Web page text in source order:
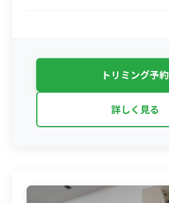
トリミング予約
詳しく見る